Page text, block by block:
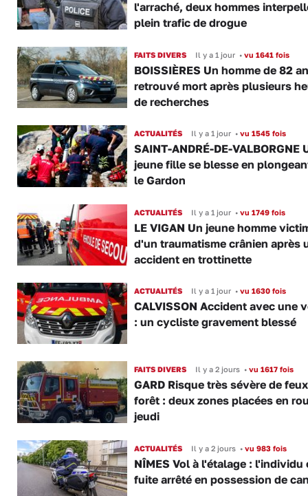
l'arraché, deux hommes
plein trafic de drogue
FAITS DIVERS Il y a 1 jour •vu 1641 fois
BOISSIÈRES Un homme de 82
retrouvé mort après plusieurs
de recherches
ACTUALITÉS Il y a 1 jour •vu 1545 fois
SAINT-ANDRÉ-DE-VALBORGNE
jeune fille se blesse en
le Gardon
ACTUALITÉS Il y a 1 jour •vu 1749 fois
LE VIGAN Un jeune homme
d'un traumatisme crânien après
accident en trottinette
ACTUALITÉS Il y a 1 jour •vu 1630 fois
CALVISSON Accident avec une
: un cycliste gravement blessé
FAITS DIVERS Il y a 2 jours •vu 1617 fois
GARD Risque très sévère de
forêt : deux zones placées en
jeudi
ACTUALITÉS Il y a 2 jours •vu 983 fois
NÎMES Vol à l'étalage : l'individu
fuite arrêté en possession de